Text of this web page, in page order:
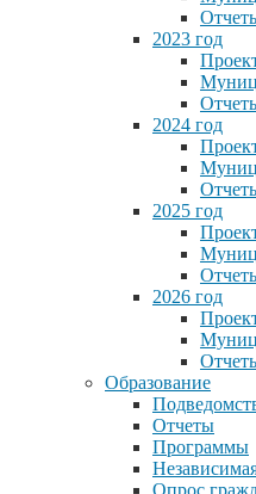
2023 год
2024 год
2025 год
2026 год
Образование
Отчеты
Программы
Опрос